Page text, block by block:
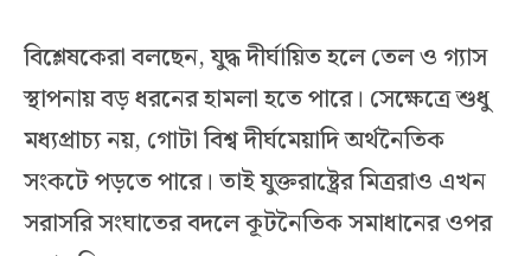
বিশ্লেষকেরা বলছেন, যুদ্ধ দীর্ঘায়িত হলে তেল ও গ্যাস
স্থাপনায় বড় ধরনের হামলা হতে পারে। সেক্ষেত্রে শুধু
মধ্যপ্রাচ্য নয়, গোটা বিশ্ব দীর্ঘমেয়াদি অর্থনৈতিক
সংকটে পড়তে পারে। তাই যুক্তরাষ্ট্রের মিত্ররাও এখন
সরাসরি সংঘাতের বদলে কূটনৈতিক সমাধানের ওপর